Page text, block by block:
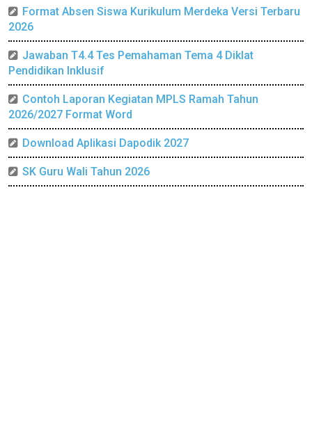
Format Absen Siswa Kurikulum Merdeka Versi Terbaru
2026
Jawaban T4.4 Tes Pemahaman Tema 4 Diklat
Pendidikan Inklusif
Contoh Laporan Kegiatan MPLS Ramah Tahun
2026/2027 Format Word
Download Aplikasi Dapodik 2027
SK Guru Wali Tahun 2026